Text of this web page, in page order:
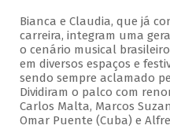
Bianca e Claudia, que já
carreira, integram uma
o cenário musical
em diversos espaços e
sendo sempre aclamado
Dividiram o palco com
Carlos Malta, Marcos
Omar Puente (Cuba) e